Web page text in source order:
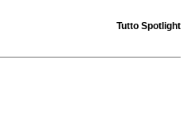
Business School by ForteTutto Spotlight